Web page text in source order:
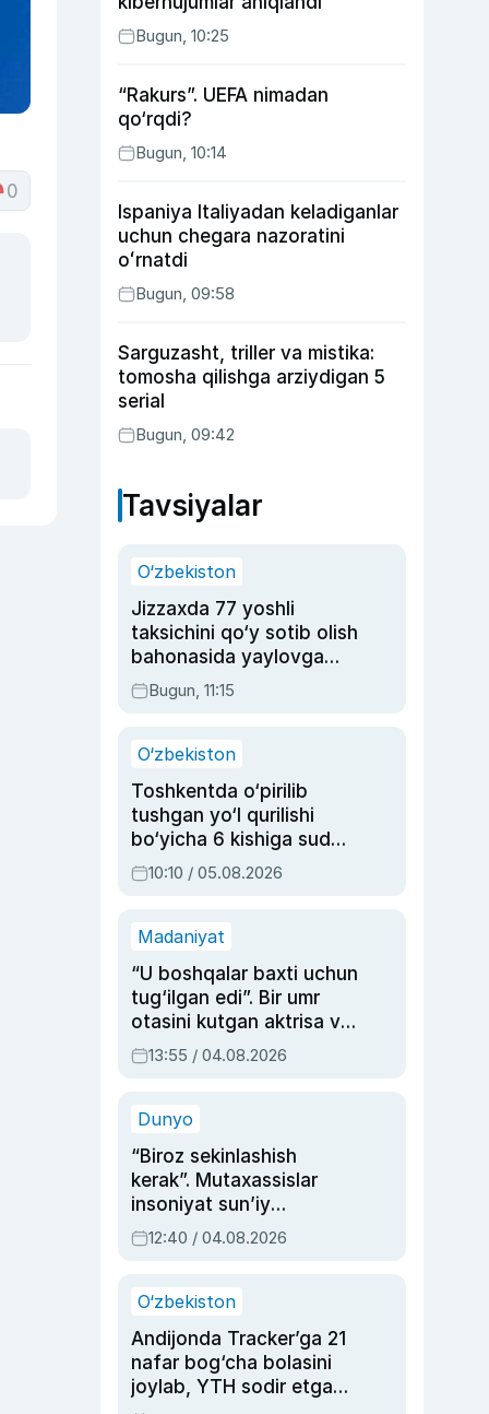
0
Bugun, 10:25
“Rakurs”. UEFA nimadan
qo‘rqdi?
Bugun, 10:14
Ispaniya Italiyadan keladiganlar
uchun chegara nazoratini
oʻrnatdi
Bugun, 09:58
Sarguzasht, triller va mistika:
tomosha qilishga arziydigan 5
serial
Bugun, 09:42
Tavsiyalar
O‘zbekiston
Jizzaxda 77 yoshli
taksichini qo‘y sotib olish
bahonasida yaylovga
olib borib o‘ldirgan yigit
20 yilga qamaldi
Bugun, 11:15
O‘zbekiston
Toshkentda o‘pirilib
tushgan yo‘l qurilishi
bo‘yicha 6 kishiga sud
hukmi o‘qildi
10:10 / 05.08.2026
Madaniyat
“U boshqalar baxti uchun
tug‘ilgan edi”. Bir umr
otasini kutgan aktrisa va
dublyaj ustasi Rimma
Ahmedovaning
13:55 / 04.08.2026
Dunyo
“Biroz sekinlashish
kerak”. Mutaxassislar
insoniyat sun’iy
intellektni boshqara
olmay qolishidan xavotir
12:40 / 04.08.2026
O‘zbekiston
Andijonda Tracker’ga 21
nafar bog‘cha bolasini
joylab, YTH sodir etgan